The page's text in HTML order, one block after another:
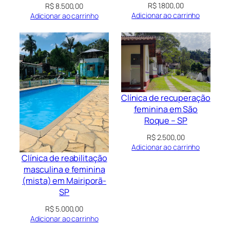
R$8.500,00
Adicionar ao carrinho
R$1.800,00
Adicionar ao carrinho
Clínica de reabilitação
masculina e feminina
(mista) em Mairiporã-
SP
R$ 5.000,00
Adicionar ao carrinho
Clínica de recuperação
feminina em São
Roque – SP
R$2.500,00
Adicionar ao carrinho